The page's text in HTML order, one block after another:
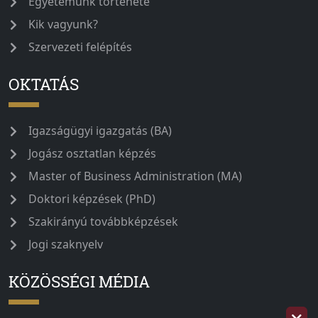
Kik vagyunk?
Szervezeti felépítés
OKTATÁS
Igazságügyi igazgatás (BA)
Jogász osztatlan képzés
Master of Business Administration (MA)
Doktori képzések (PhD)
Szakirányú továbbképzések
Jogi szaknyelv
KÖZÖSSÉGI MÉDIA